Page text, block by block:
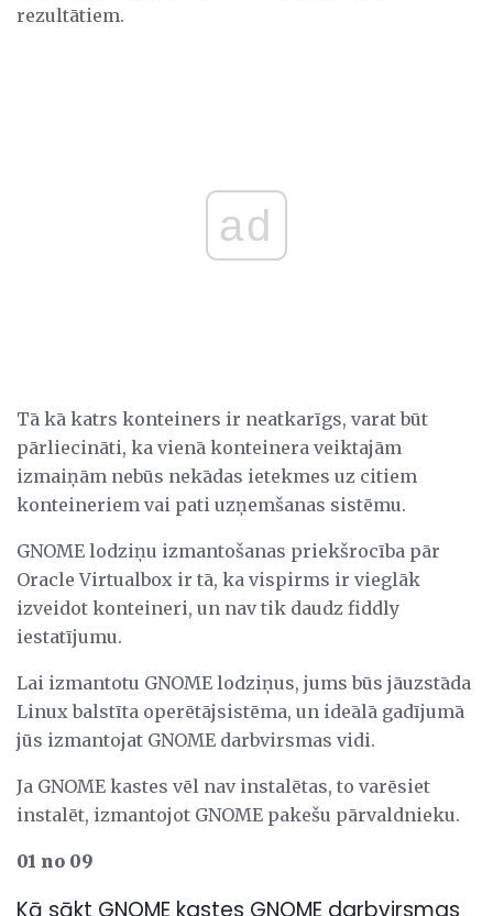
rezultātiem.
ad
Tā kā katrs konteiners ir neatkarīgs, varat būt
pārliecināti, ka vienā konteinera veiktajām
izmaiņām nebūs nekādas ietekmes uz citiem
konteineriem vai pati uzņemšanas sistēmu.
GNOME lodziņu izmantošanas priekšrocība pār
Oracle Virtualbox ir tā, ka vispirms ir vieglāk
izveidot konteineri, un nav tik daudz fiddly
iestatījumu.
Lai izmantotu GNOME lodziņus, jums būs jāuzstāda
Linux balstīta operētājsistēma, un ideālā gadījumā
jūs izmantojat GNOME darbvirsmas vidi.
Ja GNOME kastes vēl nav instalētas, to varēsiet
instalēt, izmantojot GNOME pakešu pārvaldnieku.
01 no 09
Kā sākt GNOME kastes GNOME darbvirsmas